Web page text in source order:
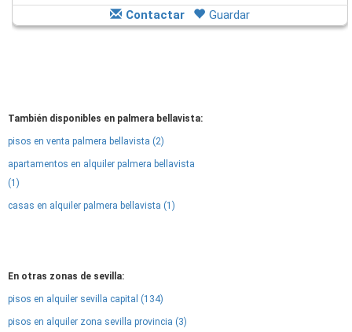
Contactar Guardar
También disponibles en palmera bellavista:
pisos en venta palmera bellavista (2)
apartamentos en alquiler palmera bellavista
(1)
casas en alquiler palmera bellavista (1)
En otras zonas de sevilla:
pisos en alquiler sevilla capital (134)
pisos en alquiler zona sevilla provincia (3)